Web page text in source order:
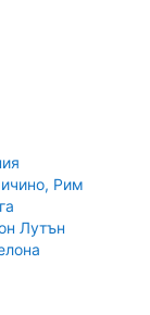
Рим
Лутън